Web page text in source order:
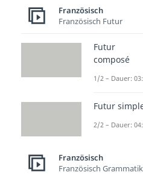
Nach
Studyflix zu
Französisch
Französisch Futur
Futur
composé
1/2 – Dauer:
Futur
2/2 – Dauer:
Französisch
Französisch Grammatik